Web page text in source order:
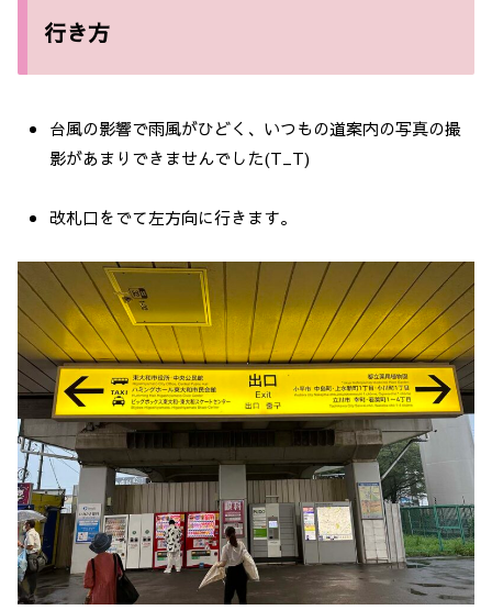
行き方
台風の影響で雨風がひどく、いつもの道案内の写真の撮
影があまりできませんでした(T_T)
改札口をでて左方向に行きます。